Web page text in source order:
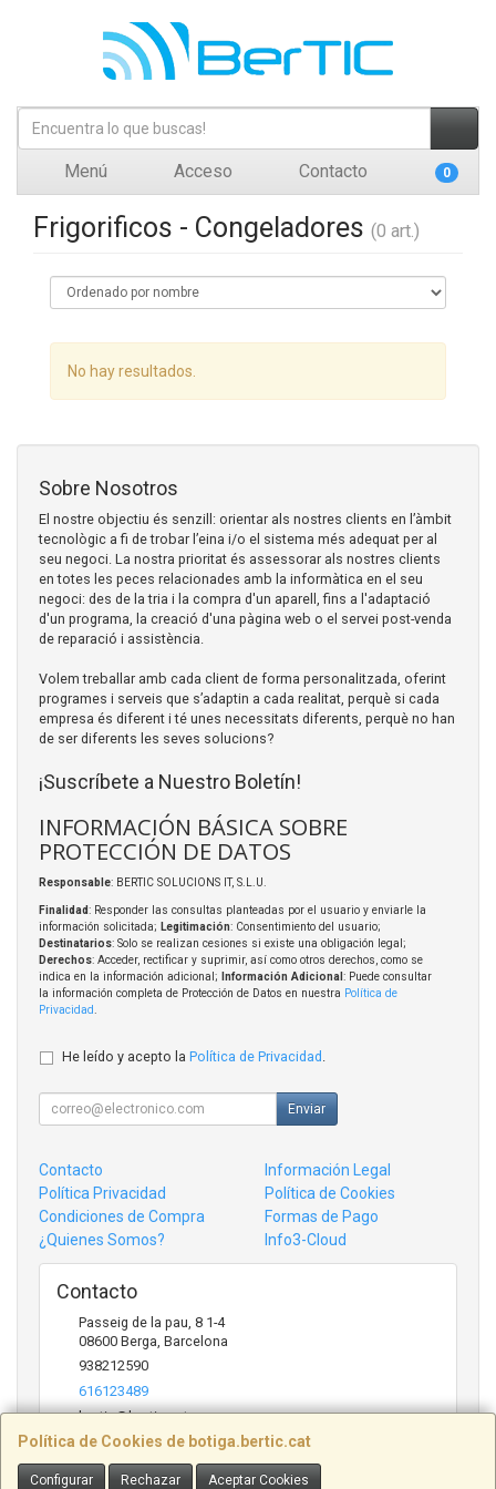
Menú Acceso Contacto 0
Frigorificos - Congeladores (0 art.)
No hay resultados.
Política de Cookies de botiga.bertic.cat
Configurar Rechazar Aceptar Cookies
Sobre Nosotros
El nostre objectiu és senzill: orientar als nostres clients en l’àmbit
tecnològic a fi de trobar l’eina i/o el sistema més adequat per al
seu negoci. La nostra prioritat és assessorar als nostres clients
en totes les peces relacionades amb la informàtica en el seu
negoci: des de la tria i la compra d'un aparell, fins a l'adaptació
d'un programa, la creació d'una pàgina web o el servei post-venda
de reparació i assistència.
Volem treballar amb cada client de forma personalitzada, oferint
programes i serveis que s’adaptin a cada realitat, perquè si cada
empresa és diferent i té unes necessitats diferents, perquè no han
de ser diferents les seves solucions?
¡Suscríbete a Nuestro Boletín!
INFORMACIÓN BÁSICA SOBRE
PROTECCIÓN DE DATOS
Responsable: BERTIC SOLUCIONS IT, S.L.U.
Finalidad: Responder las consultas planteadas por el usuario y enviarle la
información solicitada; Legitimación: Consentimiento del usuario;
Destinatarios: Solo se realizan cesiones si existe una obligación legal;
Derechos: Acceder, rectificar y suprimir, así como otros derechos, como se
indica en la información adicional;
Información Adicional : Puede consultar
la información completa de Protección de Datos en nuestra Política de
Privacidad
He leído y acepto la Política de Privacidad .
Enviar
Contacto
Información Legal
Política Privacidad
Política de Cookies
Condiciones de Compra
Formas de Pago
¿Quienes Somos?
Info3-Cloud
Contacto
Passeig de la pau, 8 1-4
08600 Berga, Barcelona
938212590
616123489
bertic@bertic.cat